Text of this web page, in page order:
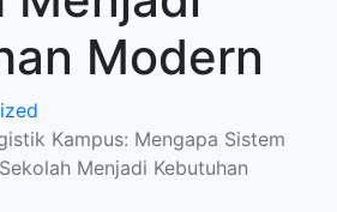
Modern
Kampus: Mengapa Sistem
Menjadi Kebutuhan